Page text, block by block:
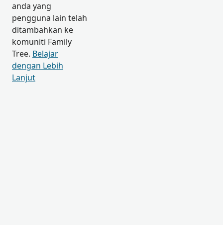
anda yang
pengguna lain telah
ditambahkan ke
komuniti Family
Tree. Belajar
dengan Lebih
Lanjut